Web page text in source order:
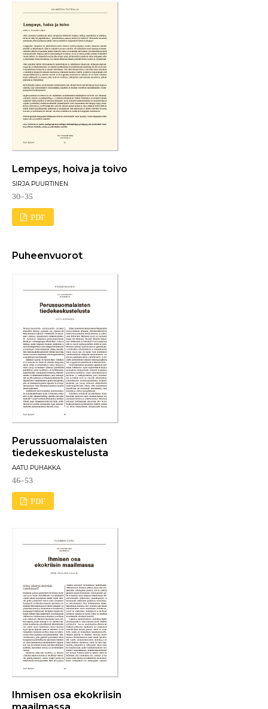
Lempeys, hoiva ja toivo
SIRJA PUURTINEN
30–35
PDF
Puheenvuorot
Perussuomalaisten
tiedekeskustelusta
AATU PUHAKKA
46–53
PDF
Ihmisen osa ekokriisin